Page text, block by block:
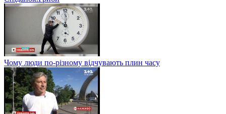
Чому люди по-різному відчувають плин часу